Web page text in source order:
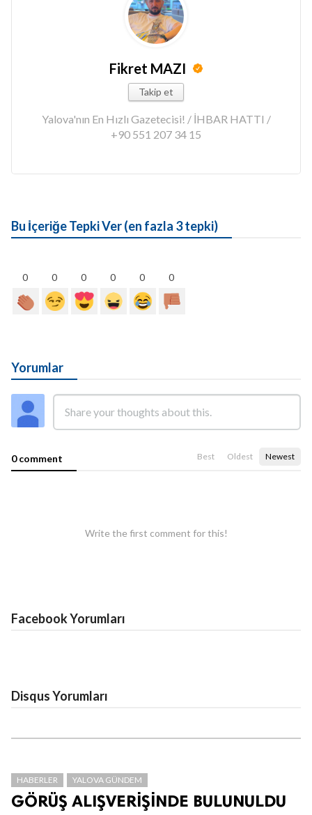
Fikret MAZI
Takip et
Yalova'nın En Hızlı Gazetecisi! / İHBAR HATTI /
+90 551 207 34 15
Bu İçeriğe Tepki Ver (en fazla 3 tepki)
0 0 0 0 0 0
Yorumlar
0 comment Best Oldest Newest
Write the first comment for this!
Facebook Yorumları
Disqus Yorumları
HABERLER YALOVA GÜNDEM
GÖRÜŞ ALIŞVERİŞİNDE BULUNULDU